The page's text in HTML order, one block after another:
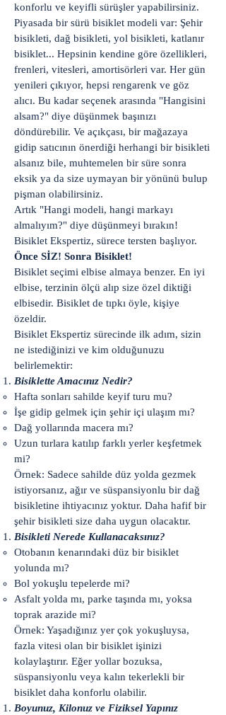
konforlu ve keyifli sürüşler yapabilirsiniz.
Piyasada bir sürü bisiklet modeli var: Şehir
bisikleti, dağ bisikleti, yol bisikleti, katlanır
bisiklet... Hepsinin kendine göre özellikleri,
frenleri, vitesleri, amortisörleri var. Her gün
yenileri çıkıyor, hepsi rengarenk ve göz
alıcı. Bu kadar seçenek arasında "Hangisini
alsam?" diye düşünmek başınızı
döndürebilir. Ve açıkçası, bir mağazaya
gidip satıcının önerdiği herhangi bir bisikleti
alsanız bile, muhtemelen bir süre sonra
eksik ya da size uymayan bir yönünü bulup
pişman olabilirsiniz.
Artık "Hangi modeli, hangi markayı
almalıyım?" diye düşünmeyi bırakın!
Bisiklet Ekspertiz, sürece tersten başlıyor.
Önce SİZ! Sonra Bisiklet!
Bisiklet seçimi elbise almaya benzer. En iyi
elbise, terzinin ölçü alıp size özel diktiği
elbisedir. Bisiklet de tıpkı öyle, kişiye
özeldir.
Bisiklet Ekspertiz sürecinde ilk adım, sizin
ne istediğinizi ve kim olduğunuzu
belirlemektir:
Bisiklette Amacınız Nedir?
Hafta sonları sahilde keyif turu mu?
İşe gidip gelmek için şehir içi ulaşım mı?
Dağ yollarında macera mı?
Uzun turlara katılıp farklı yerler keşfetmek
mi?
Örnek: Sadece sahilde düz yolda gezmek
istiyorsanız, ağır ve süspansiyonlu bir dağ
bisikletine ihtiyacınız yoktur. Daha hafif bir
şehir bisikleti size daha uygun olacaktır.
Bisikleti Nerede Kullanacaksınız?
Otobanın kenarındaki düz bir bisiklet
yolunda mı?
Bol yokuşlu tepelerde mi?
Asfalt yolda mı, parke taşında mı, yoksa
toprak arazide mi?
Örnek: Yaşadığınız yer çok yokuşluysa,
fazla vitesi olan bir bisiklet işinizi
kolaylaştırır. Eğer yollar bozuksa,
süspansiyonlu veya kalın tekerlekli bir
bisiklet daha konforlu olabilir.
Boyunuz, Kilonuz ve Fiziksel Yapınız